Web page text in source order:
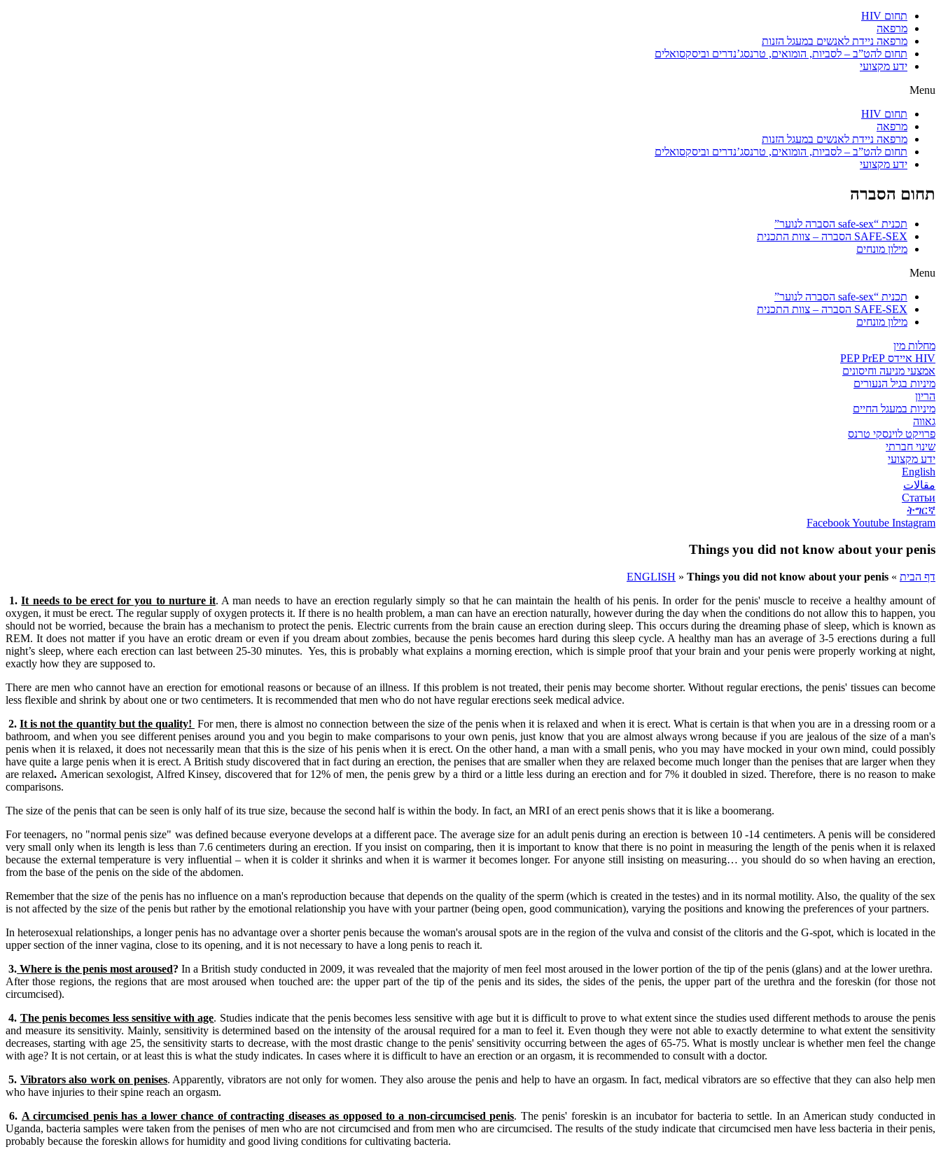
תחום HIV
מרפאה
מרפאה ניידת לאנשים במעגל הזנות
תחום להט”ב – לסביות, הומואים, טרנסג’נדרים וביסקסואלים
ידע מקצועי
Menu
תחום HIV
מרפאה
מרפאה ניידת לאנשים במעגל הזנות
תחום להט”ב – לסביות, הומואים, טרנסג’נדרים וביסקסואלים
ידע מקצועי
תחום הסברה
תכנית “safe-sex הסברה לנוער”
SAFE-SEX הסברה – צוות התכנית
מילון מונחים
Menu
תכנית “safe-sex הסברה לנוער”
SAFE-SEX הסברה – צוות התכנית
מילון מונחים
מחלות מין
HIV איידס PEP PrEP
אמצעי מניעה וחיסונים
מיניות בגיל הנעורים
הריון
מיניות במעגל החיים
גאווה
פרויקט לוינסקי טרנס
שינוי חברתי
ידע מקצועי
English
مقالات
Статьи
ትግርኛ
FacebookYoutube Instagram
Things you did not know about your penis
דף הבית »
ENGLISH » Things you did not know about your penis
1. It needs to be erect for you to nurture it. A man needs to have an erection regularly simply so that he can maintain the health of his penis. In order for the penis' muscle to receive a healthy amount of
oxygen, it must be erect. The regular supply of oxygen protects it. If there is no health problem, a man can have an erection naturally, however during the day when the conditions do not allow this to happen, you
should not be worried, because the brain has a mechanism to protect the penis. Electric currents from the brain cause an erection during sleep. This occurs during the dreaming phase of sleep, which is known as
REM. It does not matter if you have an erotic dream or even if you dream about zombies, because the penis becomes hard during this sleep cycle. A healthy man has an average of 3-5 erections during a full
night’s sleep, where each erection can last between 25-30 minutes. Yes, this is probably what explains a morning erection, which is simple proof that your brain and your penis were properly working at night,
exactly how they are supposed to.
There are men who cannot have an erection for emotional reasons or because of an illness. If this problem is not treated, their penis may become shorter. Without regular erections, the penis' tissues can become
less flexible and shrink by about one or two centimeters. It is recommended that men who do not have regular erections seek medical advice.
2.It is not the quantity but the quality! For men, there is almost no connection between the size of the penis when it is relaxed and when it is erect. What is certain is that when you are in a dressing room or a
bathroom, and when you see different penises around you and you begin to make comparisons to your own penis, just know that you are almost always wrong because if you are jealous of the size of a man's
penis when it is relaxed, it does not necessarily mean that this is the size of his penis when it is erect. On the other hand, a man with a small penis, who you may have mocked in your own mind, could possibly
have quite a large penis when it is erect. A British study discovered that in fact during an erection, the penises that are smaller when they are relaxed become much longer than the penises that are larger when they
are relaxed. American sexologist, Alfred Kinsey, discovered that for 12% of men, the penis grew by a third or a little less during an erection and for 7% it doubled in sized. Therefore, there is no reason to make
comparisons.
The size of the penis that can be seen is only half of its true size, because the second half is within the body. In fact, an MRI of an erect penis shows that it is like a boomerang.
For teenagers, no "normal penis size" was defined because everyone develops at a different pace. The average size for an adult penis during an erection is between 10 -14 centimeters. A penis will be considered
very small only when its length is less than 7.6 centimeters during an erection. If you insist on comparing, then it is important to know that there is no point in measuring the length of the penis when it is relaxed
because the external temperature is very influential – when it is colder it shrinks and when it is warmer it becomes longer. For anyone still insisting on measuring… you should do so when having an erection,
from the base of the penis on the side of the abdomen.
Remember that the size of the penis has no influence on a man's reproduction because that depends on the quality of the sperm (which is created in the testes) and in its normal motility. Also, the quality of the sex
is not affected by the size of the penis but rather by the emotional relationship you have with your partner (being open, good communication), varying the positions and knowing the preferences of your partners.
In heterosexual relationships, a longer penis has no advantage over a shorter penis because the woman's arousal spots are in the region of the vulva and consist of the clitoris and the G-spot, which is located in the
upper section of the inner vagina, close to its opening, and it is not necessary to have a long penis to reach it.
3. Where is the penis most aroused?In a British study conducted in 2009, it was revealed that the majority of men feel most aroused in the lower portion of the tip of the penis (glans) and at the lower urethra.
After those regions, the regions that are most aroused when touched are: the upper part of the tip of the penis and its sides, the sides of the penis, the upper part of the urethra and the foreskin (for those not
circumcised).
4. The penis becomes less sensitive with age. Studies indicate that the penis becomes less sensitive with age but it is difficult to prove to what extent since the studies used different methods to arouse the penis
and measure its sensitivity. Mainly, sensitivity is determined based on the intensity of the arousal required for a man to feel it. Even though they were not able to exactly determine to what extent the sensitivity
decreases, starting with age 25, the sensitivity starts to decrease, with the most drastic change to the penis' sensitivity occurring between the ages of 65-75. What is mostly unclear is whether men feel the change
with age? It is not certain, or at least this is what the study indicates. In cases where it is difficult to have an erection or an orgasm, it is recommended to consult with a doctor.
5. Vibrators also work on penises. Apparently, vibrators are not only for women. They also arouse the penis and help to have an orgasm. In fact, medical vibrators are so effective that they can also help men
who have injuries to their spine reach an orgasm.
6. A circumcised penis has a lower chance of contracting diseases as opposed to a non-circumcised penis. The penis' foreskin is an incubator for bacteria to settle. In an American study conducted in
Uganda, bacteria samples were taken from the penises of men who are not circumcised and from men who are circumcised. The results of the study indicate that circumcised men have less bacteria in their penis,
probably because the foreskin allows for humidity and good living conditions for cultivating bacteria.